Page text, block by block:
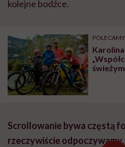
kolejne bodźce.
POLECAMY
Scrollowanie bywa częstą
rzeczywiście